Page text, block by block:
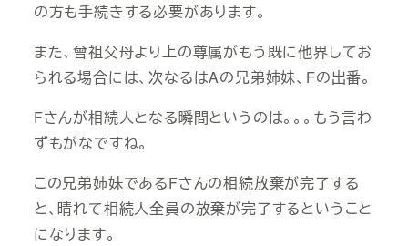
の方も手続きする必要があります。
また、曾祖父母より上の尊属がもう既に他界してお
られる場合には、次なるはAの兄弟姉妹、Fの出番。
Fさんが相続人となる瞬間というのは。。。もう言わ
ずもがなですね。
この兄弟姉妹であるFさんの相続放棄が完了する
と、晴れて相続人全員の放棄が完了するということ
になります。